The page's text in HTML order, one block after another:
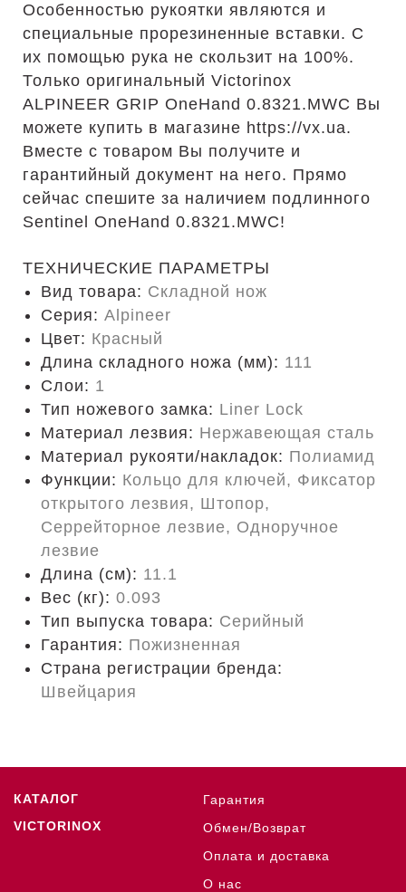
Особенностью рукоятки являются и
специальные прорезиненные вставки. С
их помощью рука не скользит на 100%.
Только оригинальный Victorinox
ALPINEER GRIP OneHand 0.8321.MWC Вы
можете купить в магазине https://vx.ua.
Вместе с товаром Вы получите и
гарантийный документ на него. Прямо
сейчас спешите за наличием подлинного
Sentinel OneHand 0.8321.MWC!
ТЕХНИЧЕСКИЕ ПАРАМЕТРЫ
Вид товара: Складной нож
Серия: Alpineer
Цвет: Красный
Длина складного ножа (мм): 111
Слои: 1
Тип ножевого замка: Liner Lock
Материал лезвия: Нержавеющая сталь
Материал рукояти/накладок: Полиамид
Функции: Кольцо для ключей, Фиксатор
открытого лезвия, Штопор,
Серрейторное лезвие, Одноручное
лезвие
Длина (cм): 11.1
Вес (кг): 0.093
Тип выпуска товара: Серийный
Гарантия: Пожизненная
Страна регистрации бренда:
Швейцария
КАТАЛОГ
VICTORINOX
Гарантия
Обмен/Возврат
Оплата и доставка
О нас